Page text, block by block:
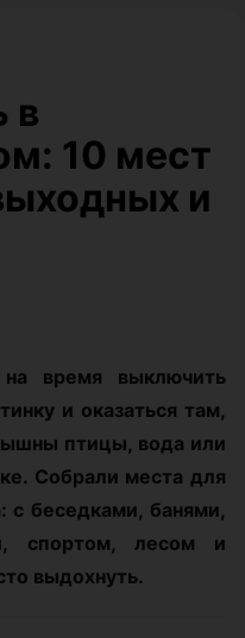
в
10 мест
и
время выключить
и оказаться там,
птицы, вода или
Собрали места для
с беседками, банями,
спортом, лесом и
выдохнуть.